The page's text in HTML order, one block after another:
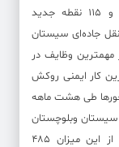
همچنین ۱۳ نقطه حادثه خیز در استان اصلاح و ۱۱۵ نقطه جدید
جاده‌ای سیستان
مهمترین وظایف در
کار ایمنی روکش
بر ۷۳۵ کیلومتر از محورها طی هشت ماهه
وبلوچستان
رتبه اول کشور را کسب کرده است. وی افزود: از این میزان ۴۸۵